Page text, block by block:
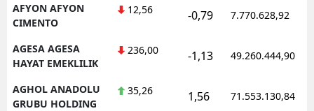
İzmir
Kars
AFYON AFYON
CIMENTO
12,56 -0,79 7.770.628,92
AGESA AGESA
HAYAT EMEKLILIK
236,00 -1,13 49.260.444,90
AGHOL ANADOLU
GRUBU HOLDING
35,26 1,56 71.553.130,84